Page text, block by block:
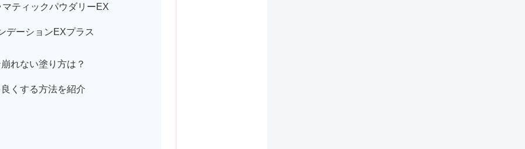
ティックパウダリーEX
ーションEXプラス
れない塗り方は？
くする方法を紹介